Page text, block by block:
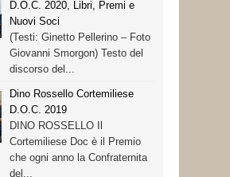
D.O.C. 2020, Libri, Premi e
Nuovi Soci
(Testi: Ginetto Pellerino – Foto
Giovanni Smorgon) Testo del
discorso del...
Dino Rossello Cortemiliese
D.O.C. 2019
DINO ROSSELLO Il
Cortemiliese Doc è il Premio
che ogni anno la Confraternita
del...